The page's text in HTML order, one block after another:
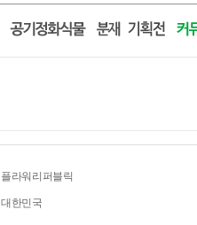
플라워리퍼블릭
대한민국